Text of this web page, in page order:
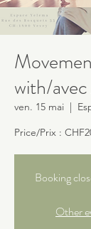
with/
ven. 15 mai
  |
Price/Prix :
Booking
Other